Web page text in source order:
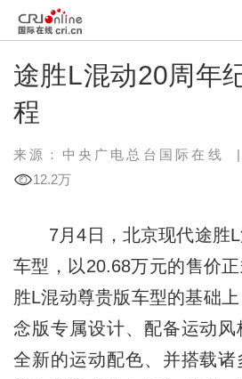
途胜L混动20周年
程
来源： 中央广电总台国际在线
12.2万
7月4日，北京现代途胜L
车型，以20.68万元的售价
胜L混动尊贵版车型的基础
念版专属设计、配备运动风
全新的运动配色、并搭载诸